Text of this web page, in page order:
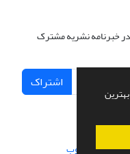
در خبرنامه نشریه مشترک
اشتراک
سازی از سیناوب